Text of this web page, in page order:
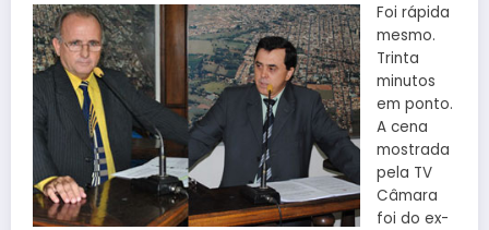
Foi rápida
mesmo.
Trinta
minutos
em ponto.
A cena
mostrada
pela TV
Câmara
foi do ex-